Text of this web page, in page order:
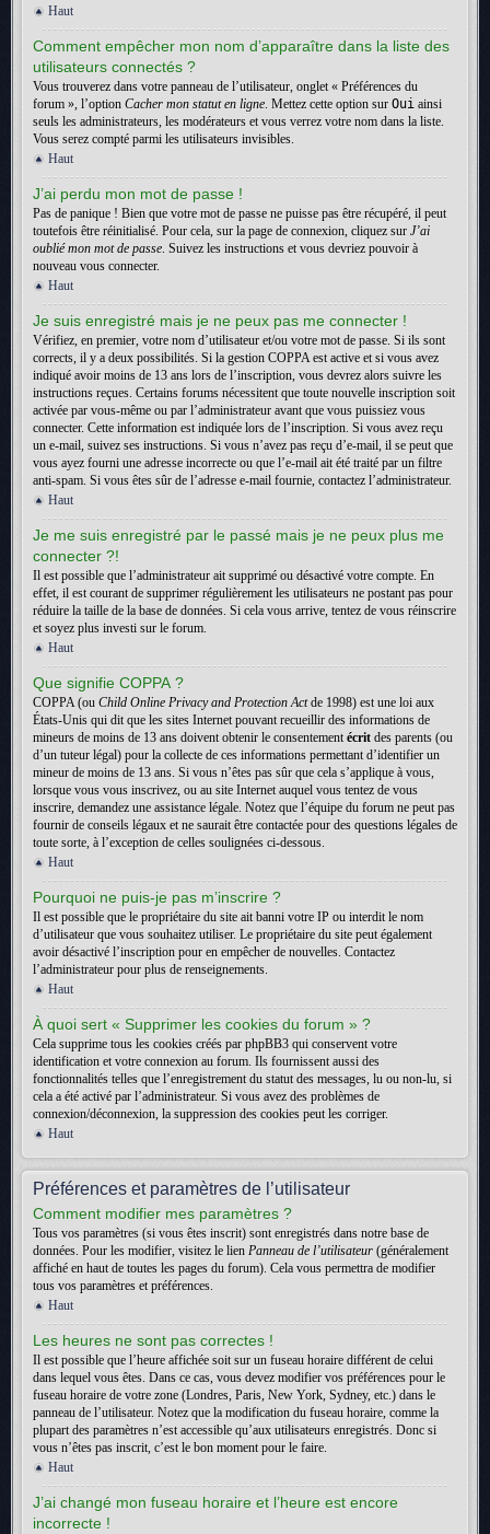
Haut
Comment empêcher mon nom d’apparaître dans la liste des
utilisateurs connectés ?
Vous trouverez dans votre panneau de l’utilisateur, onglet « Préférences du
forum », l’option Cacher mon statut en ligne. Mettez cette option sur Oui ainsi
seuls les administrateurs, les modérateurs et vous verrez votre nom dans la liste.
Vous serez compté parmi les utilisateurs invisibles.
Haut
J’ai perdu mon mot de passe !
Pas de panique ! Bien que votre mot de passe ne puisse pas être récupéré, il peut
toutefois être réinitialisé. Pour cela, sur la page de connexion, cliquez sur J’ai
oublié mon mot de passe. Suivez les instructions et vous devriez pouvoir à
nouveau vous connecter.
Haut
Je suis enregistré mais je ne peux pas me connecter !
Vérifiez, en premier, votre nom d’utilisateur et/ou votre mot de passe. Si ils sont
corrects, il y a deux possibilités. Si la gestion COPPA est active et si vous avez
indiqué avoir moins de 13 ans lors de l’inscription, vous devrez alors suivre les
instructions reçues. Certains forums nécessitent que toute nouvelle inscription soit
activée par vous-même ou par l’administrateur avant que vous puissiez vous
connecter. Cette information est indiquée lors de l’inscription. Si vous avez reçu
un e-mail, suivez ses instructions. Si vous n’avez pas reçu d’e-mail, il se peut que
vous ayez fourni une adresse incorrecte ou que l’e-mail ait été traité par un filtre
anti-spam. Si vous êtes sûr de l’adresse e-mail fournie, contactez l’administrateur.
Haut
Je me suis enregistré par le passé mais je ne peux plus me
connecter ?!
Il est possible que l’administrateur ait supprimé ou désactivé votre compte. En
effet, il est courant de supprimer régulièrement les utilisateurs ne postant pas pour
réduire la taille de la base de données. Si cela vous arrive, tentez de vous réinscrire
et soyez plus investi sur le forum.
Haut
Que signifie COPPA ?
COPPA (ou Child Online Privacy and Protection Actde 1998) est une loi aux
États-Unis qui dit que les sites Internet pouvant recueillir des informations de
mineurs de moins de 13 ans doivent obtenir le consentementécrit des parents (ou
d’un tuteur légal) pour la collecte de ces informations permettant d’identifier un
mineur de moins de 13 ans. Si vous n’êtes pas sûr que cela s’applique à vous,
lorsque vous vous inscrivez, ou au site Internet auquel vous tentez de vous
inscrire, demandez une assistance légale. Notez que l’équipe du forum ne peut pas
fournir de conseils légaux et ne saurait être contactée pour des questions légales de
toute sorte, à l’exception de celles soulignées ci-dessous.
Haut
Pourquoi ne puis-je pas m’inscrire ?
Il est possible que le propriétaire du site ait banni votre IP ou interdit le nom
d’utilisateur que vous souhaitez utiliser. Le propriétaire du site peut également
avoir désactivé l’inscription pour en empêcher de nouvelles. Contactez
l’administrateur pour plus de renseignements.
Haut
À quoi sert « Supprimer les cookies du forum » ?
Cela supprime tous les cookies créés par phpBB3 qui conservent votre
identification et votre connexion au forum. Ils fournissent aussi des
fonctionnalités telles que l’enregistrement du statut des messages, lu ou non-lu, si
cela a été activé par l’administrateur. Si vous avez des problèmes de
connexion/déconnexion, la suppression des cookies peut les corriger.
Haut
Préférences et paramètres de l’utilisateur
Comment modifier mes paramètres ?
Tous vos paramètres (si vous êtes inscrit) sont enregistrés dans notre base de
données. Pour les modifier, visitez le lien Panneau de l’utilisateur (généralement
affiché en haut de toutes les pages du forum). Cela vous permettra de modifier
tous vos paramètres et préférences.
Haut
Les heures ne sont pas correctes !
Il est possible que l’heure affichée soit sur un fuseau horaire différent de celui
dans lequel vous êtes. Dans ce cas, vous devez modifier vos préférences pour le
fuseau horaire de votre zone (Londres, Paris, New York, Sydney, etc.) dans le
panneau de l’utilisateur. Notez que la modification du fuseau horaire, comme la
plupart des paramètres n’est accessible qu’aux utilisateurs enregistrés. Donc si
vous n’êtes pas inscrit, c’est le bon moment pour le faire.
Haut
J’ai changé mon fuseau horaire et l’heure est encore
incorrecte !